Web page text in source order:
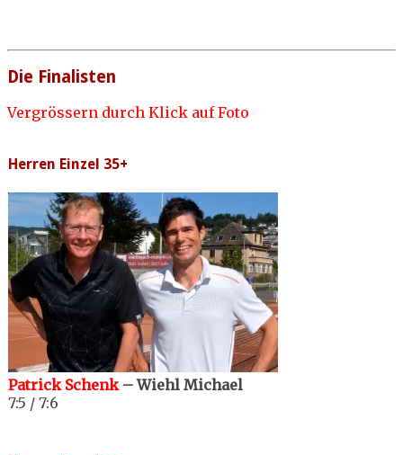
Die Finalisten
Vergrössern durch Klick auf Foto
Herren Einzel 35+
Patrick Schenk– Wiehl Michael
7:5 / 7:6